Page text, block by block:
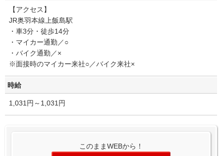
【アクセス】
JR奥羽本線上飯島駅
・車3分・徒歩14分
・マイカー通勤／○
・バイク通勤／×
※面接時のマイカー来社○／バイク来社×
時給
1,031円～1,031円
このままWEBから！